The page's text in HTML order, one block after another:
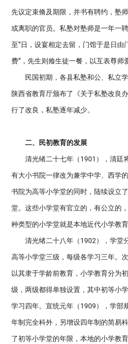
先议定束脩及期限，并书有聘约，塾
或离职的官员。私塾对塾师是一年一
至”日，设宴相定去留，门馆于是日由
费”，先生则飨生徒一餐，以互表尊师
民国初期，各县私塾和公、私立学
陕西省教育厅颁布了《关于私塾改良
行了改良，私塾逐年减少。
二、民初教育的发展
清光绪二十七年（1901），清廷
有大小书院一律改为兼学中学、西学
书院为高等小学堂的同时，陆续设立
堂。这些小学堂有官立的，有公立的
种类型的小学堂就是本地近代小学教育
清光绪二十八年（1902），学堂
高等小学堂三级，每级各学习三年。
以其隶于学龄前教育，小学教育分为
级，两级都得单独设置，其中初等小
学习四年。宣统元年（1909），学部
年制完全科外，另增设四年制的简易
了初等小学堂的年限，本地的小学教